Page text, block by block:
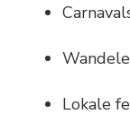
Lokale